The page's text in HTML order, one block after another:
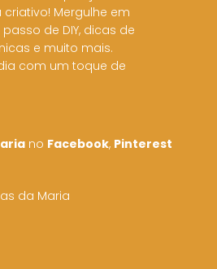
Mergulhe em
de DIY, dicas de
e muito mais.
com um toque de
no Facebook, Pinterest
da Maria